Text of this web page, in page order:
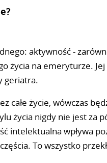
aktywność -
życia na emeryturze.
geriatra.
całe życie, wówczas
życia nigdy nie jest za
intelektualna wpływa
To wszystko